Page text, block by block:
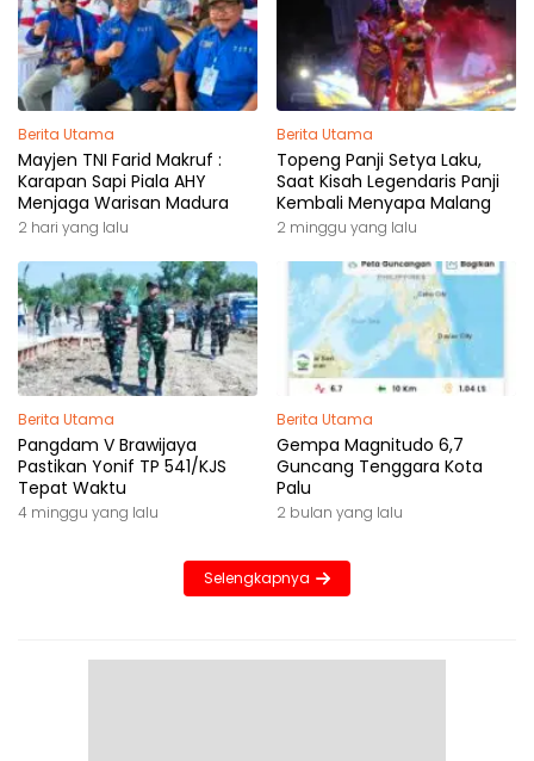
Berita Utama
Mayjen TNI Farid Makruf :
Karapan Sapi Piala AHY
Menjaga Warisan Madura
2 hari yang lalu
Berita Utama
Topeng Panji Setya Laku,
Saat Kisah Legendaris Panji
Kembali Menyapa Malang
2 minggu yang lalu
Berita Utama
Pangdam V Brawijaya
Pastikan Yonif TP 541/KJS
Tepat Waktu
4 minggu yang lalu
Berita Utama
Gempa Magnitudo 6,7
Guncang Tenggara Kota
Palu
2 bulan yang lalu
Selengkapnya